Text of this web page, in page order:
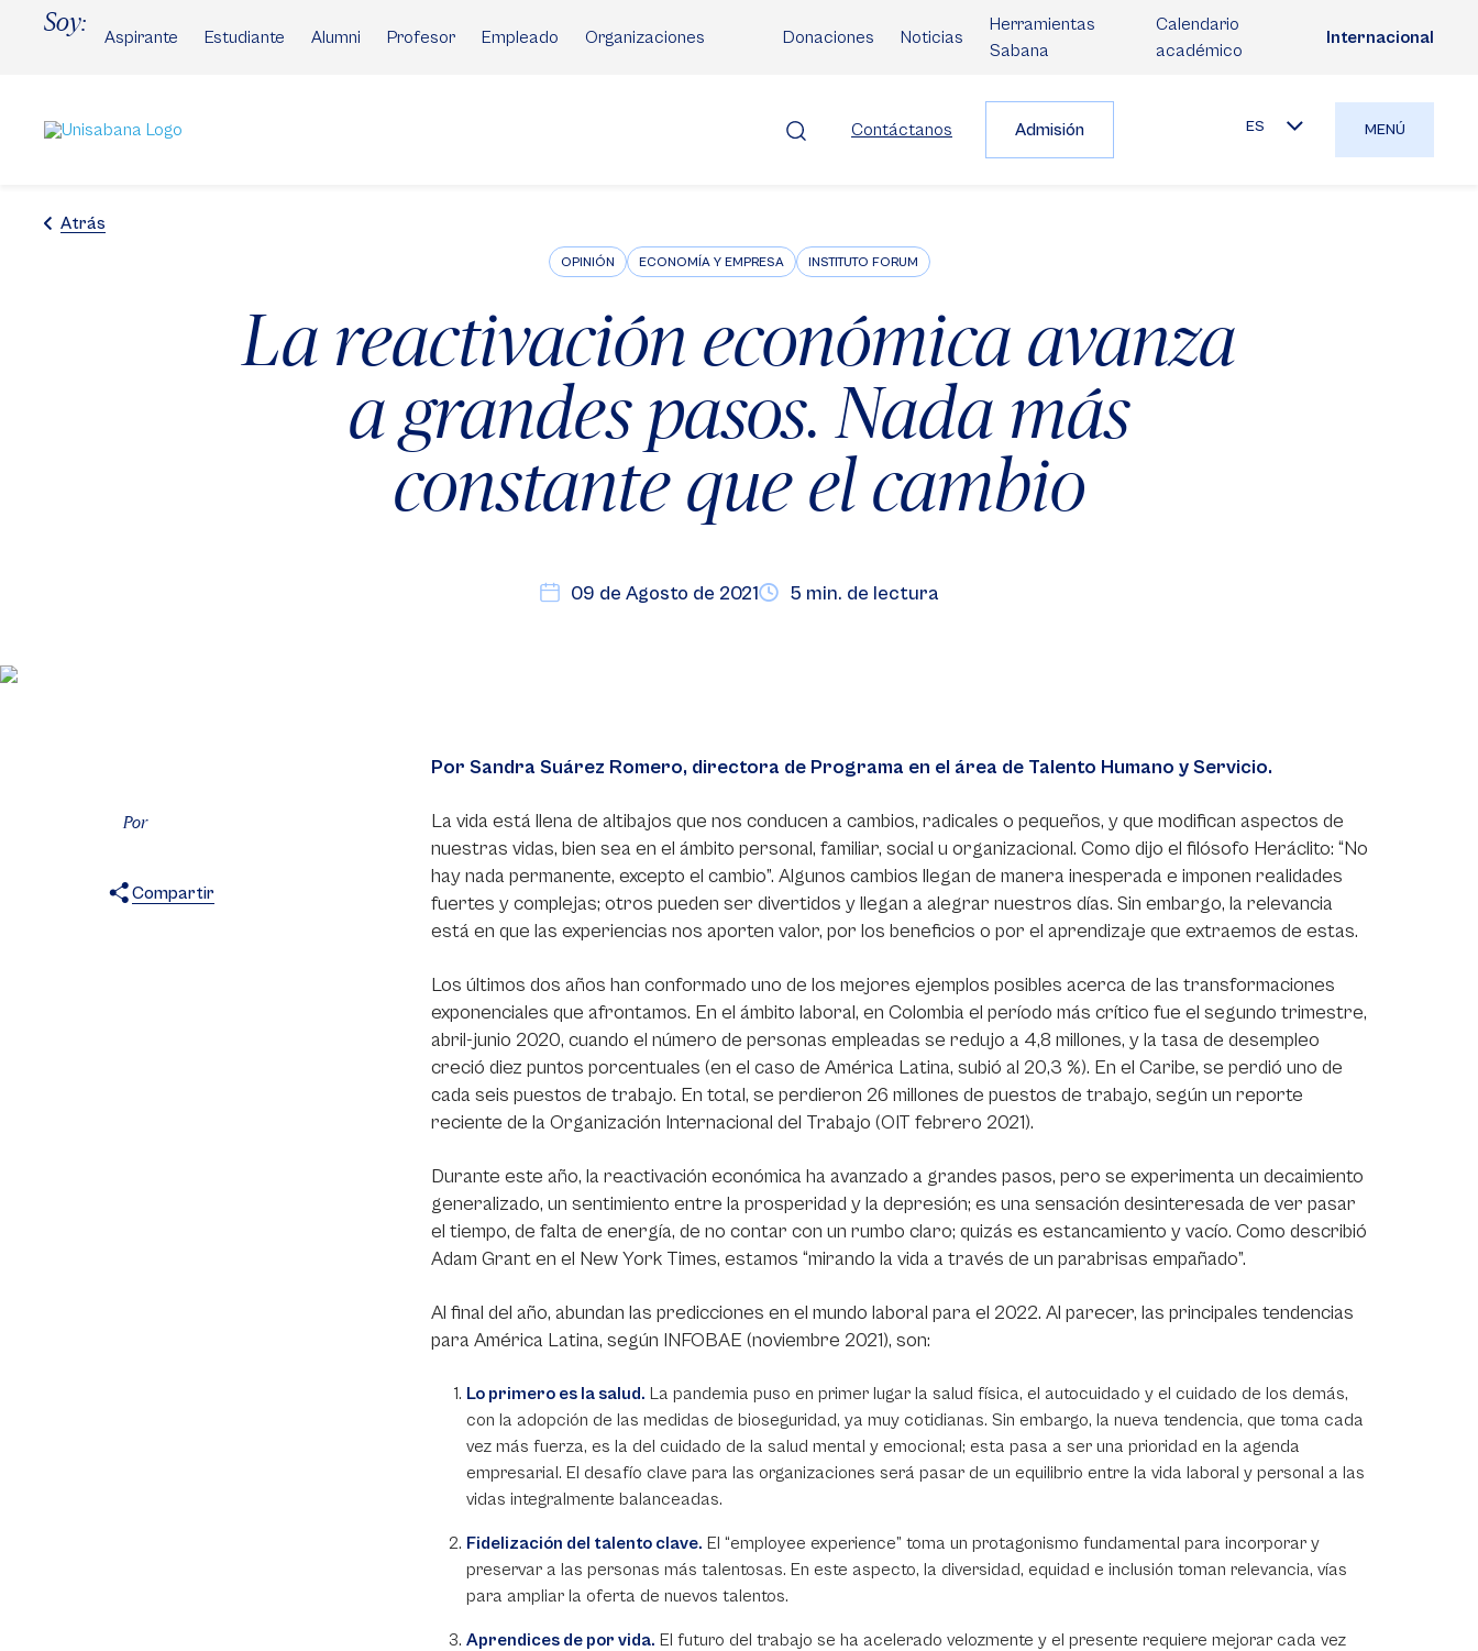
Soy:
Aspirante Estudiante Alumni Profesor Empleado Organizaciones Donaciones Noticias
Herramientas
Sabana
Calendario
académico
Internacional
Contáctanos Admisión ES MENÚ
Atrás
OPINIÓN ECONOMÍA Y EMPRESA INSTITUTO FORUM
La reactivación económica avanza
a grandes pasos. Nada más
constante que el cambio
09 de Agosto de 2021 5 min. de lectura
Por
Compartir
Por Sandra Suárez Romero, directora de Programa en el área de Talento Humano y Servicio.
La vida está llena de altibajos que nos conducen a cambios, radicales o pequeños, y que modifican aspectos de
nuestras vidas, bien sea en el ámbito personal, familiar, social u organizacional. Como dijo el filósofo Heráclito: “No
hay nada permanente, excepto el cambio”. Algunos cambios llegan de manera inesperada e imponen realidades
fuertes y complejas; otros pueden ser divertidos y llegan a alegrar nuestros días. Sin embargo, la relevancia
está en que las experiencias nos aporten valor, por los beneficios o por el aprendizaje que extraemos de estas.
Los últimos dos años han conformado uno de los mejores ejemplos posibles acerca de las transformaciones
exponenciales que afrontamos. En el ámbito laboral, en Colombia el período más crítico fue el segundo trimestre,
abril-junio 2020, cuando el número de personas empleadas se redujo a 4,8 millones, y la tasa de desempleo
creció diez puntos porcentuales (en el caso de América Latina, subió al 20,3 %). En el Caribe, se perdió uno de
cada seis puestos de trabajo. En total, se perdieron 26 millones de puestos de trabajo, según un reporte
reciente de la Organización Internacional del Trabajo (OIT febrero 2021).
Durante este año, la reactivación económica ha avanzado a grandes pasos, pero se experimenta un decaimiento
generalizado, un sentimiento entre la prosperidad y la depresión; es una sensación desinteresada de ver pasar
el tiempo, de falta de energía, de no contar con un rumbo claro; quizás es estancamiento y vacío. Como describió
Adam Grant en el New York Times, estamos “mirando la vida a través de un parabrisas empañado”.
Al final del año, abundan las predicciones en el mundo laboral para el 2022. Al parecer, las principales tendencias
para América Latina, según INFOBAE (noviembre 2021), son:
Lo primero es la salud. La pandemia puso en primer lugar la salud física, el autocuidado y el cuidado de los demás,
con la adopción de las medidas de bioseguridad, ya muy cotidianas. Sin embargo, la nueva tendencia, que toma cada
vez más fuerza, es la del cuidado de la salud mental y emocional; esta pasa a ser una prioridad en la agenda
empresarial. El desafío clave para las organizaciones será pasar de un equilibrio entre la vida laboral y personal a las
vidas integralmente balanceadas.
Fidelización del talento clave. El “employee experience” toma un protagonismo fundamental para incorporar y
preservar a las personas más talentosas. En este aspecto, la diversidad, equidad e inclusión toman relevancia, vías
para ampliar la oferta de nuevos talentos.
Aprendices de por vida. El futuro del trabajo se ha acelerado velozmente y el presente requiere mejorar cada vez